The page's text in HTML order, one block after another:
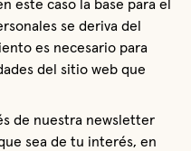
este caso la base para el
se deriva del
es necesario para
del sitio web que
de nuestra newsletter
sea de tu interés, en